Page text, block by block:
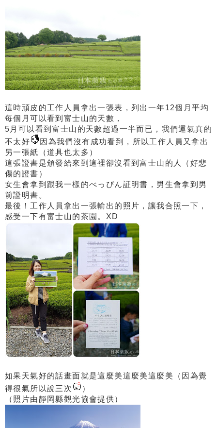
這時頑皮的工作人員拿出一張表，列出一年12個月平均
每個月可以看到富士山的天數，
5月可以看到富士山的天數超過一半而已，我們運氣真的
不太好
因為我們沒有成功看到，所以工作人員又拿出
另一張紙（道具也太多）
這張證書是頒發給來到這裡卻沒看到富士山的人（好悲
傷的證書）
女生會拿到跟我一樣的べっぴん証明書，男生會拿到男
前證明書。
最後！工作人員拿出一張輸出的照片，讓我合照一下，
感受一下有富士山的茶園。XD
如果天氣好的話畫面就是這麼美這麼美這麼美（因為覺
得很氣所以說三次
）
（照片由靜岡縣觀光協會提供）